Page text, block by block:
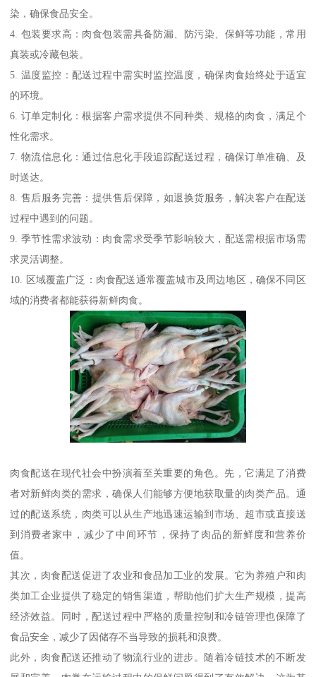
染，确保食品安全。
4. 包装要求高：肉食包装需具备防漏、防污染、保鲜等功能，常用
真装或冷藏包装。
5. 温度监控：配送过程中需实时监控温度，确保肉食始终处于适宜
的环境。
6. 订单定制化：根据客户需求提供不同种类、规格的肉食，满足个
性化需求。
7. 物流信息化：通过信息化手段追踪配送过程，确保订单准确、及
时送达。
8. 售后服务完善：提供售后保障，如退换货服务，解决客户在配送
过程中遇到的问题。
9. 季节性需求波动：肉食需求受季节影响较大，配送需根据市场需
求灵活调整。
10. 区域覆盖广泛：肉食配送通常覆盖城市及周边地区，确保不同区
域的消费者都能获得新鲜肉食。
肉食配送在现代社会中扮演着至关重要的角色。先，它满足了消费
者对新鲜肉类的需求，确保人们能够方便地获取量的肉类产品。通
过的配送系统，肉类可以从生产地迅速运输到市场、超市或直接送
到消费者家中，减少了中间环节，保持了肉品的新鲜度和营养价
值。
其次，肉食配送促进了农业和食品加工业的发展。它为养殖户和肉
类加工企业提供了稳定的销售渠道，帮助他们扩大生产规模，提高
经济效益。同时，配送过程中严格的质量控制和冷链管理也保障了
食品安全，减少了因储存不当导致的损耗和浪费。
此外，肉食配送还推动了物流行业的进步。随着冷链技术的不断发